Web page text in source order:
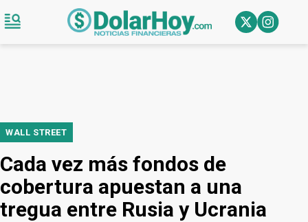
WALL STREET
Cada vez más fondos de
cobertura apuestan a una
tregua entre Rusia y Ucrania